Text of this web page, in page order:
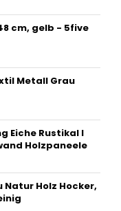
cm, gelb - 5five
Metall Grau
Eiche Rustikal I
Holzpaneele
Holz Hocker,